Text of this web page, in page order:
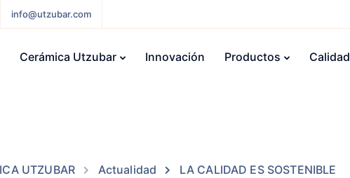
info@utzubar.com
Cerámica Utzubar Innovación Productos Calidad
UTZUBAR Actualidad LA CALIDAD ES SOSTENIBLE